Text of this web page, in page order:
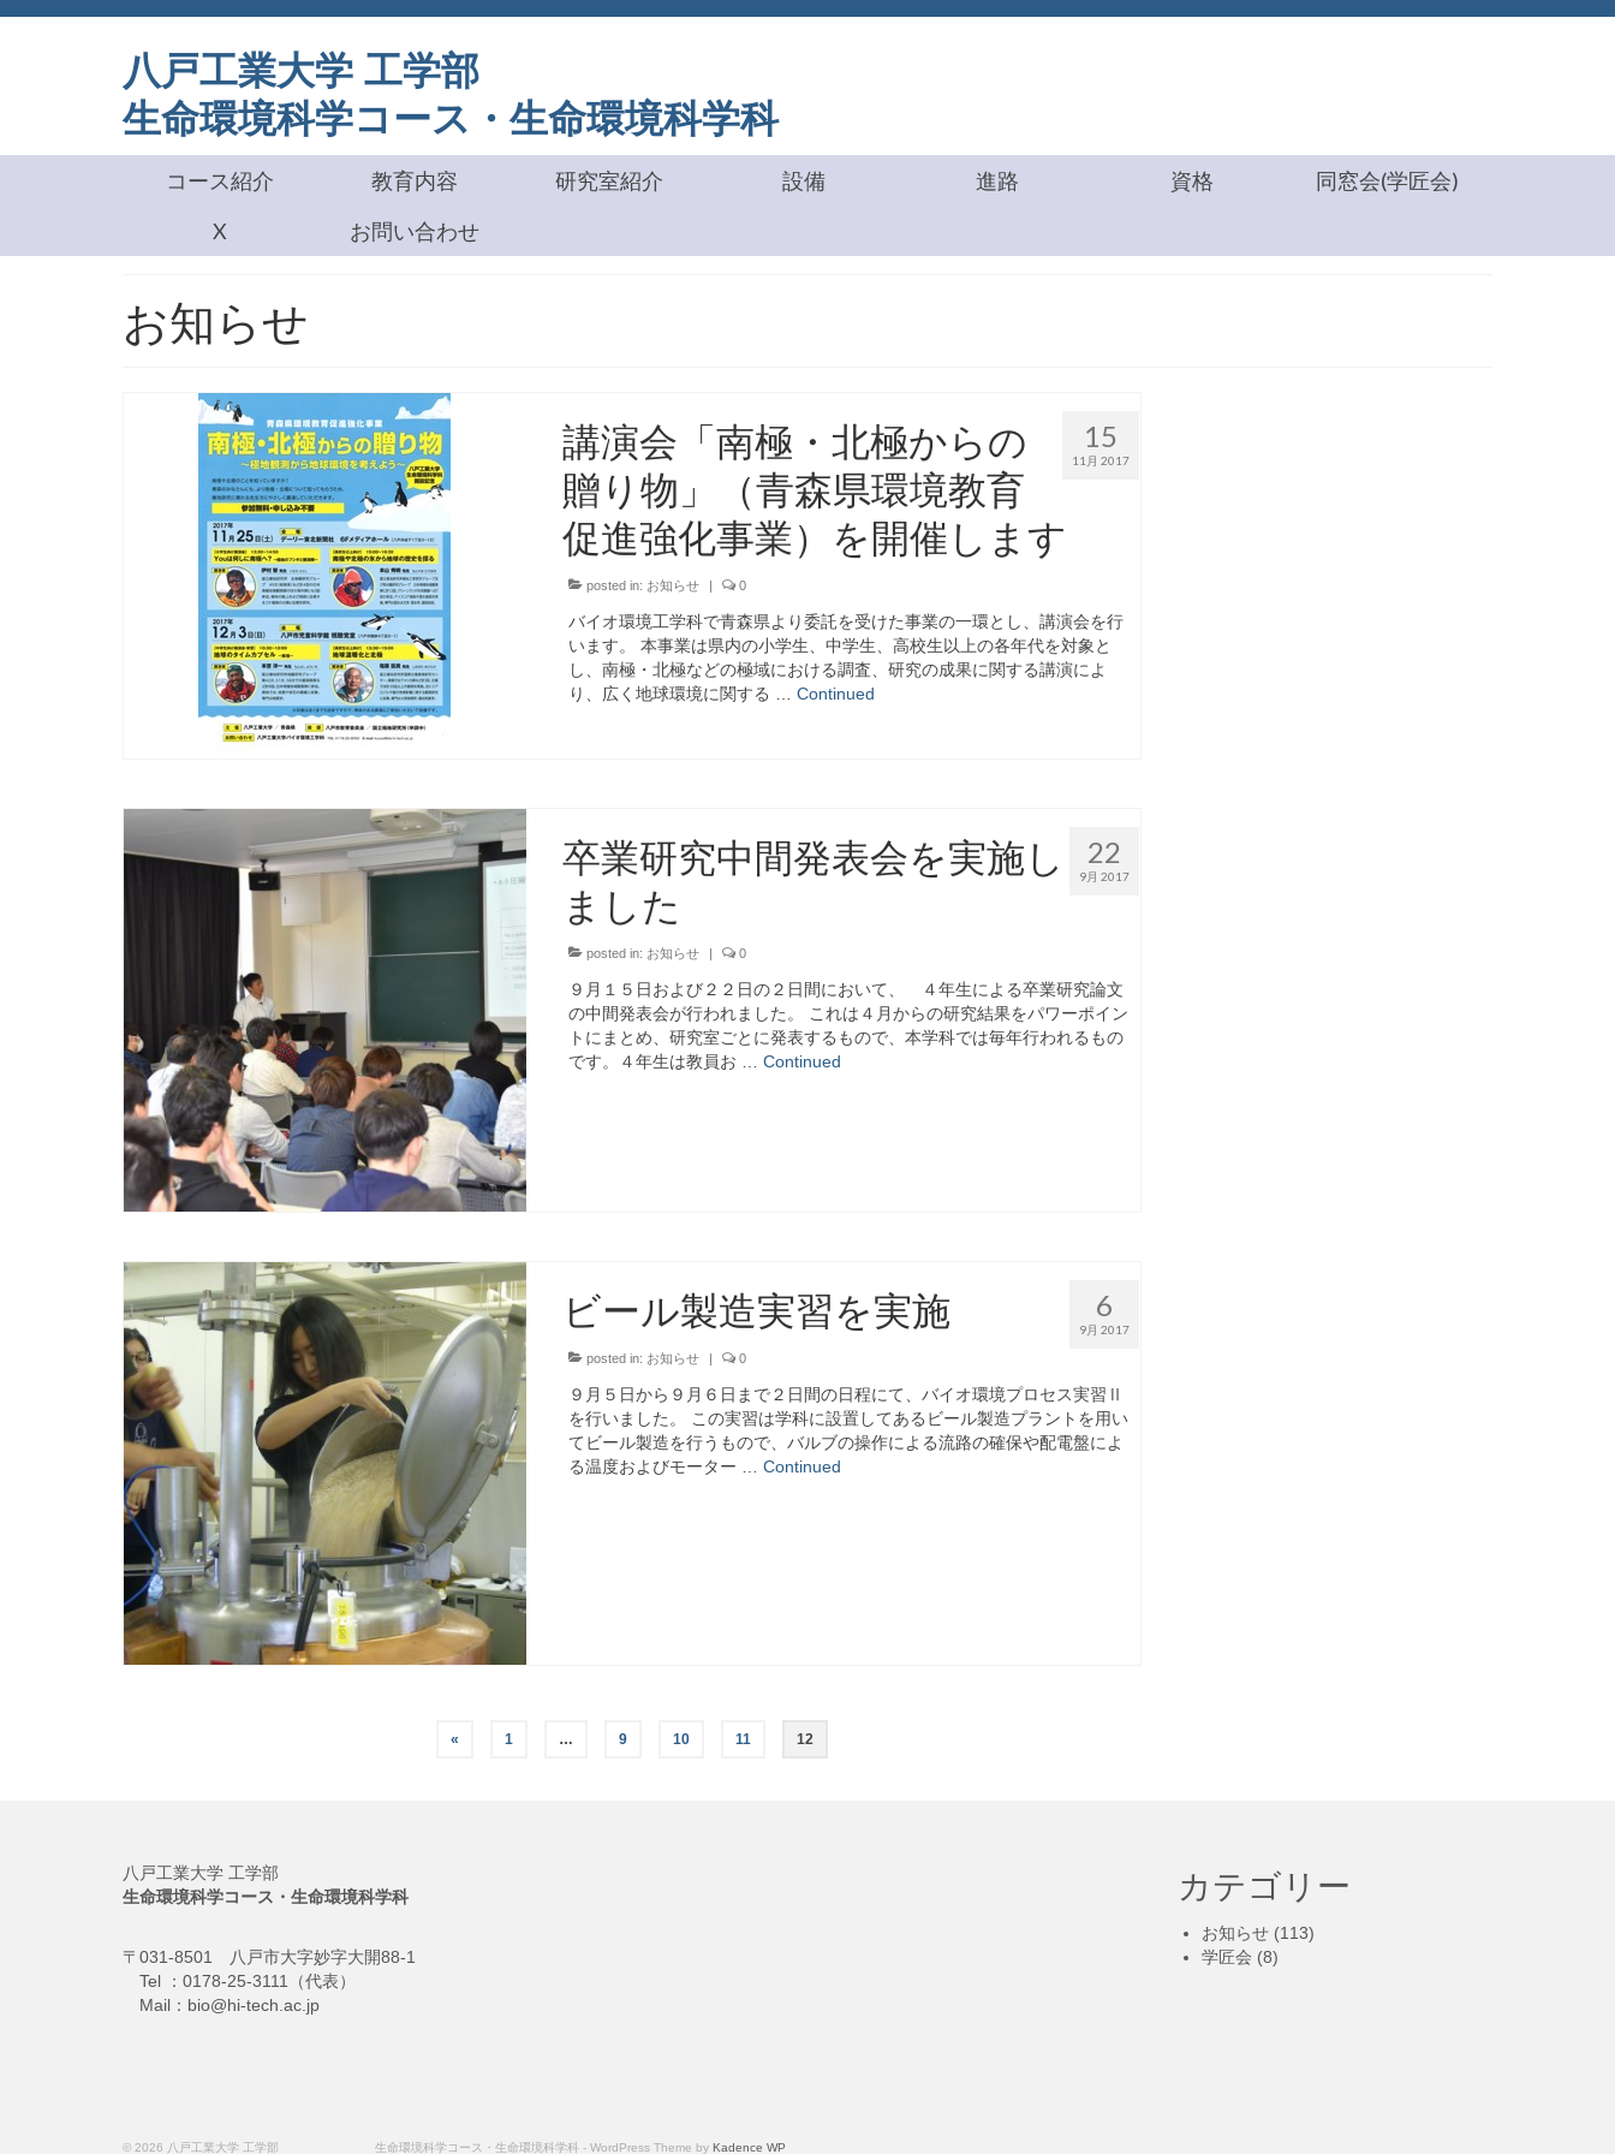
八戸工業大学 工学部
生命環境科学コース・生命環境科学科
コース紹介 教育内容 研究室紹介 設備 進路 資格
同窓会(学匠会)
X
お問い合わせ
お知らせ
15
11月 2017
講演会「南極・北極からの
贈り物」（青森県環境教育
促進強化事業）を開催します
posted in: お知らせ | 0
バイオ環境工学科で青森県より委託を受けた事業の一環とし、講演会を行
います。 本事業は県内の小学生、中学生、高校生以上の各年代を対象と
し、南極・北極などの極域における調査、研究の成果に関する講演によ
り、広く地球環境に関する … Continued
22
9月 2017
卒業研究中間発表会を実施し
ました
posted in: お知らせ | 0
９月１５日および２２日の２日間において、 ４年生による卒業研究論文
の中間発表会が行われました。 これは４月からの研究結果をパワーポイン
トにまとめ、研究室ごとに発表するもので、本学科では毎年行われるもの
です。４年生は教員お … Continued
6
9月 2017
ビール製造実習を実施
posted in: お知らせ | 0
９月５日から９月６日まで２日間の日程にて、バイオ環境プロセス実習Ⅱ
を行いました。 この実習は学科に設置してあるビール製造プラントを用い
てビール製造を行うもので、バルブの操作による流路の確保や配電盤によ
る温度およびモーター … Continued
ペ
ジ
送
« 1 … 9 10 11 12
八戸工業大学 工学部
生命環境科学コース・生命環境科学科
〒031-8501 八戸市大字妙字大開88-1
Tel ：0178-25-3111（代表）
Mail：bio@hi-tech.ac.jp
カテゴリー
お知らせ(113)
学匠会 (8)
© 2026 八戸工業大学 工学部 生命環境科学コース・生命環境科学科 - WordPress Theme by Kadence WP